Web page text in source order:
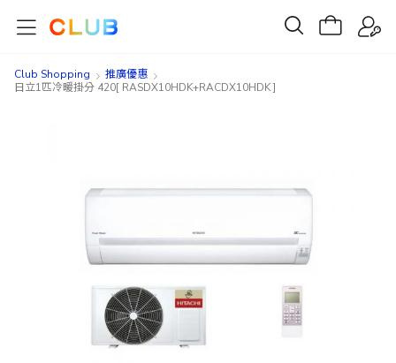
Club Shopping
推廣優惠
日立1匹冷暖掛分 420[ RASDX10HDK+RACDX10HDK ]